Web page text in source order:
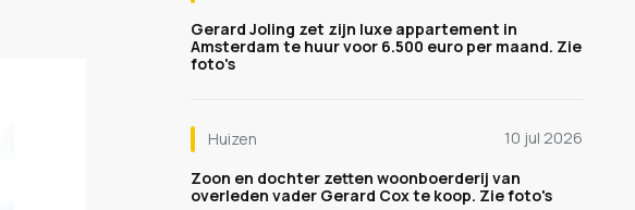
Gerard Joling zet zijn luxe appartement in
Amsterdam te huur voor 6.500 euro per maand. Zie
foto's
Huizen
10 jul 2026
Zoon en dochter zetten woonboerderij van
overleden vader Gerard Cox te koop. Zie foto's